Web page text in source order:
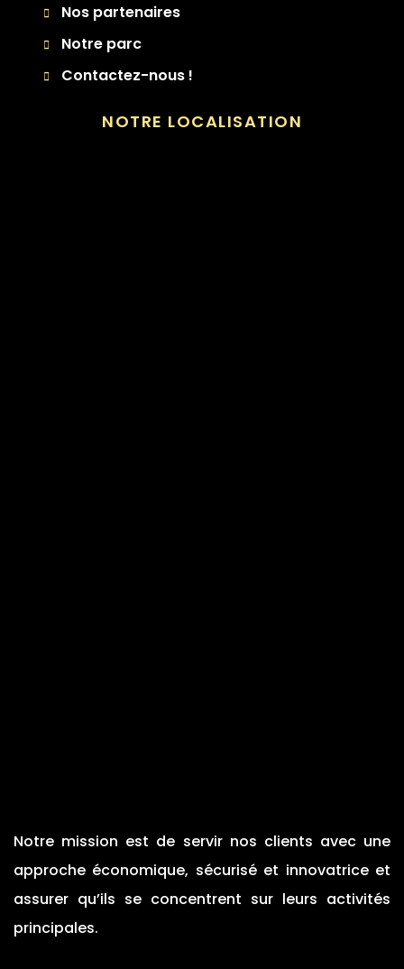
Notre mission est de servir nos clients avec une
approche économique, sécurisé et innovatrice et
assurer qu’ils se concentrent sur leurs activités
principales.
Nos partenaires
Notre parc
Contactez-nous !
NOTRE LOCALISATION